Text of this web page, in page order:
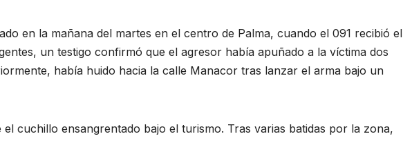
en la mañana del martes en el centro de Palma, cuando el 091 recibió el
un testigo confirmó que el agresor había apuñado a la víctima dos
había huido hacia la calle Manacor tras lanzar el arma bajo un
cuchillo ensangrentado bajo el turismo. Tras varias batidas por la zona,